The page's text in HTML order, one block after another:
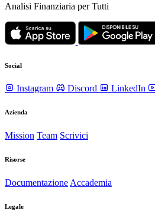
Analisi Finanziaria per Tutti
Social
Instagram Discord LinkedIn
Azienda
Mission Team Scrivici
Risorse
Documentazione Accademia
Legale